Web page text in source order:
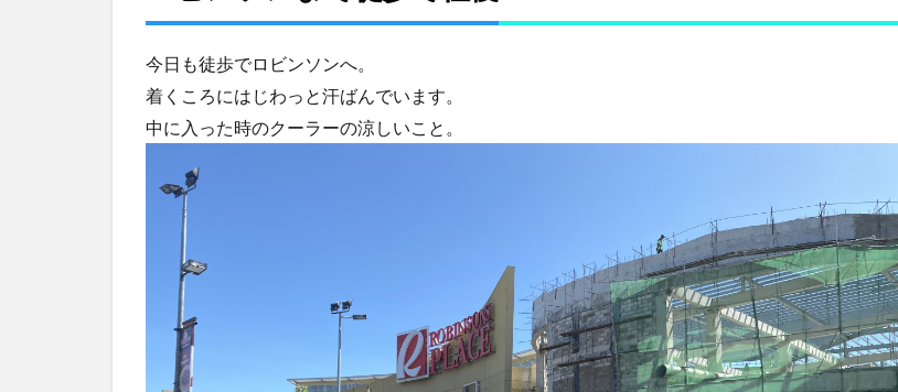
露
で
ワ
ン
ピ
ス
お
上
げ
4
ロ
ビ
今日も徒歩でロビンソンへ。
着くころにはじわっと汗ばんでいます。
中に入った時のクーラーの涼しいこと。